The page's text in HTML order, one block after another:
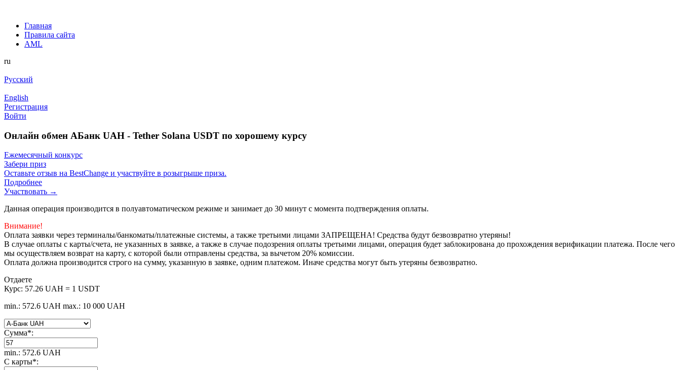
Главная
Правила сайта
AML
ru
Русский
English
Регистрация
Войти
Онлайн обмен AБанк UAH - Tether Solana USDT по хорошему курсу
Ежемесячный конкурс
Забери приз
Оставьте отзыв на BestChange и участвуйте в розыгрыше приза.
Подробнее
Участвовать →
Данная операция производится в полуавтоматическом режиме и занимает до 30 минут с момента подтверждения оплаты.
Внимание!
Оплата заявки через терминалы/банкоматы/платежные системы, а также третьими лицами ЗАПРЕЩЕНА! Средства будут безвозвратно утеряны!
В случае оплаты с карты/счета, не указанных в заявке, а также в случае подозрения оплаты третьими лицами, операция будет заблокирована до прохождения верификации платежа. После чего
мы осуществляем возврат на карту, с которой были отправлены средства, за вычетом 20% комиссии.
Оплата должна производится строго на сумму, указанную в заявке, одним платежом. Иначе средства могут быть утеряны безвозвратно.
Отдаете
Курс: 57.26 UAH = 1 USDT
min.: 572.6 UAH max.: 10 000 UAH
Сумма*:
min.: 572.6 UAH
С карты*: